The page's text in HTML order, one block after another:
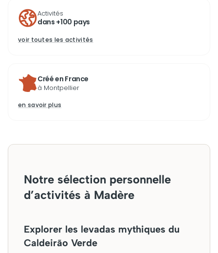
Activités
dans +100 pays
voir toutes les activités
Créé en France
à Montpellier
en savoir plus
Notre sélection personnelle
d’activités à Madère
Explorer les levadas mythiques du
Caldeirão Verde